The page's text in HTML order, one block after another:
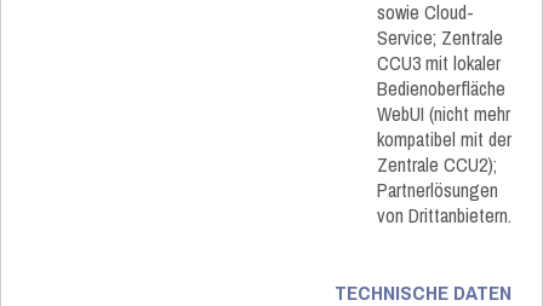
sowie Cloud-
Service; Zentrale
CCU3 mit lokaler
Bedienoberfläche
WebUI (nicht mehr
kompatibel mit der
Zentrale CCU2);
Partnerlösungen
von Drittanbietern.
TECHNISCHE DATEN